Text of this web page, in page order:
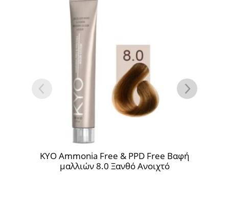
Ammonia Free & PPD Free Βαφή
μαλλιών 8.0 Ξανθό Ανοιχτό
KYO Ammonia
μαλλιών 6.23